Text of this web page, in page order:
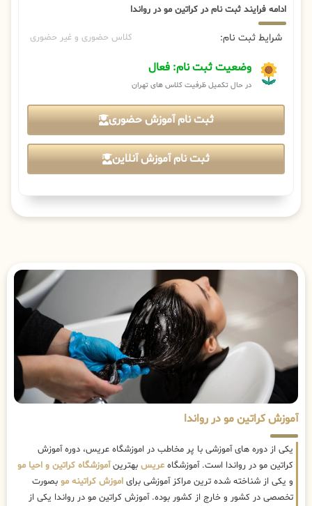
ادامه فرایند ثبت نام در کراتین مو در رواندا
شرایط ثبت نام: کلاس حضوری و غیر حضوری
وضعیت ثبت نام: فعال
در حال تکمیل ظرفیت کلاس های تهران
ثبت نام آموزش حضوری
ثبت نام آموزش آنلاین
آموزش کراتین مو در رواندا
یکی از دوره های آموزشی با پر مخاطب در اموزشگاه عریس، دوره آموزش
کراتین مو در رواندا است. آموزشگاه عریس بهترینآموزشگاه کراتین و احیا مو
و یکی از شناخته شده ترین مراکز آموزشی برای اموزش کراتینه مو بصورت
تخصصی در کشور و خارج از کشور بوده. آموزش کراتین مو در رواندا یکی از